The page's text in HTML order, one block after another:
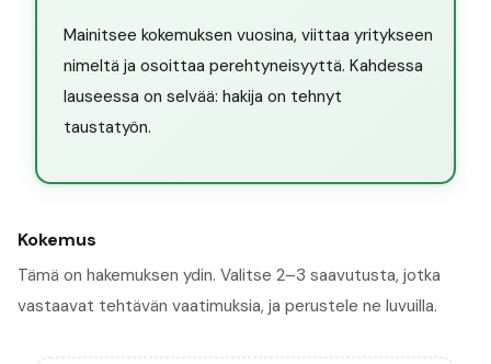
Mainitsee kokemuksen vuosina, viittaa yritykseen
nimeltä ja osoittaa perehtyneisyyttä. Kahdessa
lauseessa on selvää: hakija on tehnyt
taustatyön.
Kokemus
Tämä on hakemuksen ydin. Valitse 2–3 saavutusta, jotka
vastaavat tehtävän vaatimuksia, ja perustele ne luvuilla.